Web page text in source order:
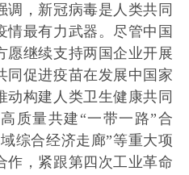
，新冠病毒是人类共同
情最有力武器。尽管中国
愿继续支持两国企业开展
同促进疫苗在发展中国家
动构建人类卫生健康共同
质量共建“一带一路”合
综合经济走廊”等重大项
作，紧跟第四次工业革命